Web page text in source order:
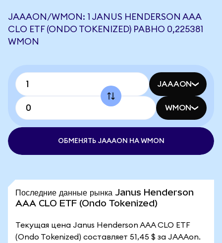
JAAAON/WMON: 1 JANUS HENDERSON AAA
CLO ETF (ONDO TOKENIZED) РАВНО 0,225381
WMON
JAAAON
WMON
ОБМЕНЯТЬ JAAAON НА WMON
Последние данные рынка Janus Henderson
AAA CLO ETF (Ondo Tokenized)
Текущая цена Janus Henderson AAA CLO ETF
(Ondo Tokenized) составляет 51,45 $ за JAAAon.